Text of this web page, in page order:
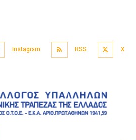
Instagram RSS X